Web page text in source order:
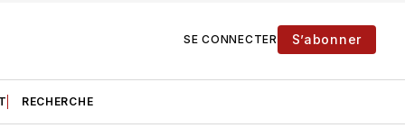
SE CONNECTER S’abonner
RECHERCHE